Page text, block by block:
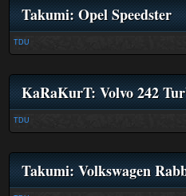
Takumi: Opel Speedster
TDU
KaRaKurT: Volvo 242
TDU
Takumi: Volkswagen